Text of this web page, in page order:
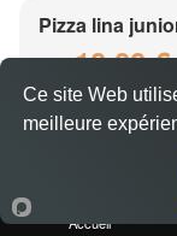
Pizza lina
10.00 €
Base crème
Accueil
Ce site Web
meilleure